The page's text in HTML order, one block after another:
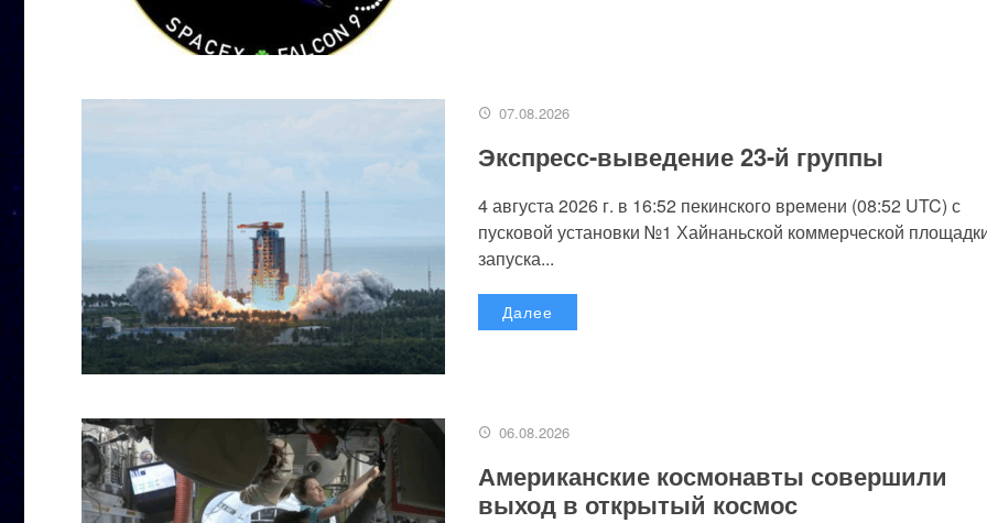
07.08.2026
Экспресс-выведение 23-й группы
4 августа 2026 г. в 16:52 пекинского времени (08:52 UTC) с
пусковой установки №1 Хайнаньской коммерческой
запуска...
Далее
06.08.2026
Американские космонавты совершили
выход в открытый космос